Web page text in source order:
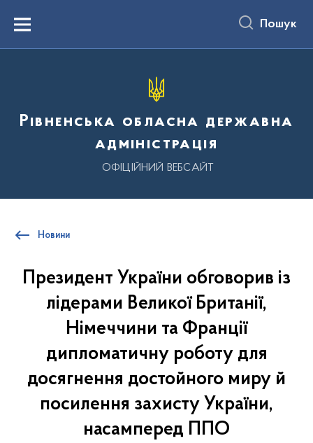
вмістуMenu Пошук
Рівненська обласна державна
адміністрація
ОФІЦІЙНИЙ ВЕБСАЙТ
Новини
Президент України обговорив із
лідерами Великої Британії,
Німеччини та Франції
дипломатичну роботу для
досягнення достойного миру й
посилення захисту України,
насамперед ППО